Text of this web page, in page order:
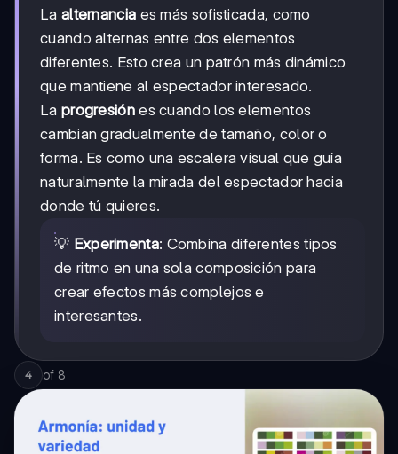
La alternancia es más sofisticada, como
cuando alternas entre dos elementos
diferentes. Esto crea un patrón más dinámico
que mantiene al espectador interesado.
La progresiónes cuando los elementos
cambian gradualmente de tamaño, color o
forma. Es como una escalera visual que guía
naturalmente la mirada del espectador hacia
donde tú quieres.
💡 Experimenta: Combina diferentes tipos
de ritmo en una sola composición para
crear efectos más complejos e
interesantes.
4 of 8